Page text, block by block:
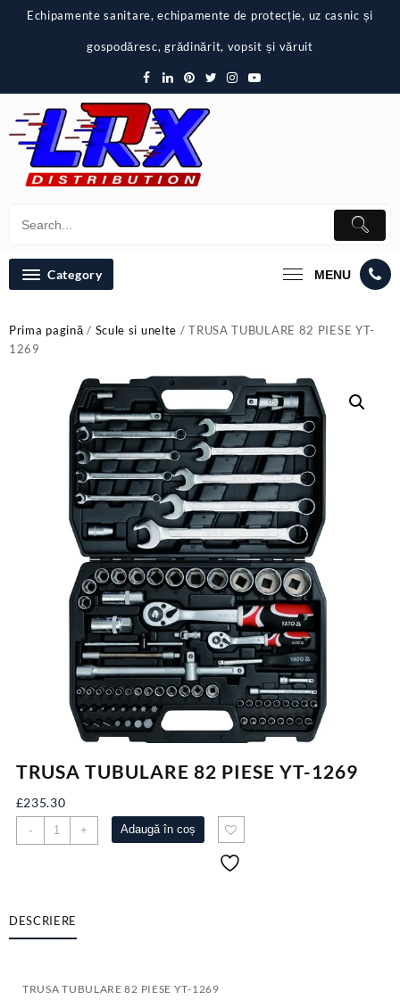
Echipamente sanitare, echipamente de protecție, uz casnic și
gospodăresc, grădinărit, vopsit și văruit
Category MENU
Prima pagină/ Scule si unelte / TRUSA TUBULARE 82 PIESE YT-
1269
TRUSA TUBULARE 82 PIESE YT-1269
£235.30
-
Cantitate
TRUSA
YT-
1269
+ Adaugă în coș
DESCRIERE
TRUSA TUBULARE 82 PIESE YT-1269